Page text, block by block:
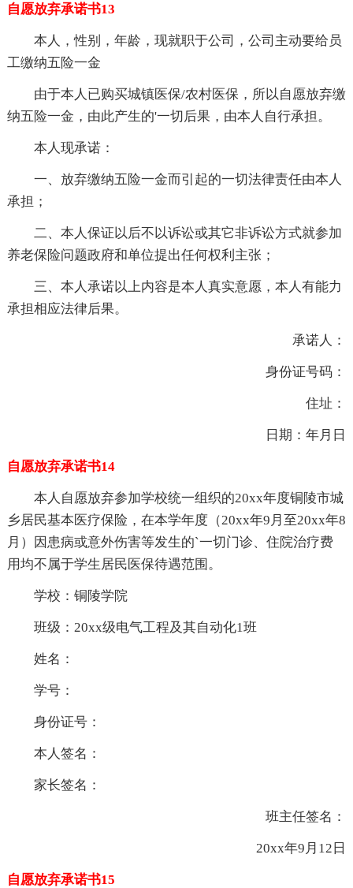
自愿放弃承诺书13
本人，性别，年龄，现就职于公司，公司主动要给员
工缴纳五险一金
由于本人已购买城镇医保/农村医保，所以自愿放弃缴
纳五险一金，由此产生的'一切后果，由本人自行承担。
本人现承诺：
一、放弃缴纳五险一金而引起的一切法律责任由本人
承担；
二、本人保证以后不以诉讼或其它非诉讼方式就参加
养老保险问题政府和单位提出任何权利主张；
三、本人承诺以上内容是本人真实意愿，本人有能力
承担相应法律后果。
承诺人：
身份证号码：
住址：
日期：年月日
自愿放弃承诺书14
本人自愿放弃参加学校统一组织的20xx年度铜陵市城
乡居民基本医疗保险，在本学年度（20xx年9月至20xx年8
月）因患病或意外伤害等发生的`一切门诊、住院治疗费
用均不属于学生居民医保待遇范围。
学校：铜陵学院
班级：20xx级电气工程及其自动化1班
姓名：
学号：
身份证号：
本人签名：
家长签名：
班主任签名：
20xx年9月12日
自愿放弃承诺书15